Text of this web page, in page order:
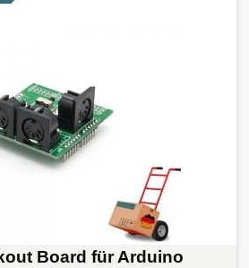
Board für Arduino